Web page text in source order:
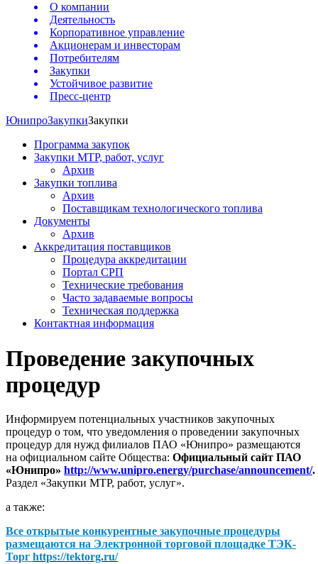
О компании
Деятельность
Корпоративное управление
Акционерам и инвесторам
Потребителям
Закупки
Устойчивое развитие
Пресс-центр
ЮнипроЗакупкиЗакупки
Программа закупок
Закупки МТР, работ, услуг
Архив
Закупки топлива
Архив
Поставщикам технологического топлива
Документы
Архив
Аккредитация поставщиков
Процедура аккредитации
Портал СРП
Технические требования
Часто задаваемые вопросы
Техническая поддержка
Контактная информация
Проведение закупочных
процедур
Информируем потенциальных участников закупочных
процедур о том, что уведомления о проведении закупочных
процедур для нужд филиалов ПАО «Юнипро» размещаются
на официальном сайте Общества: Официальный сайт ПАО
«Юнипро» http://www.unipro.energy/purchase/announcement/.
Раздел «Закупки МТР, работ, услуг».
а также:
Все открытые конкурентные закупочные процедуры
размещаются на Электронной торговой площадке ТЭК-
Торг https://tektorg.ru/